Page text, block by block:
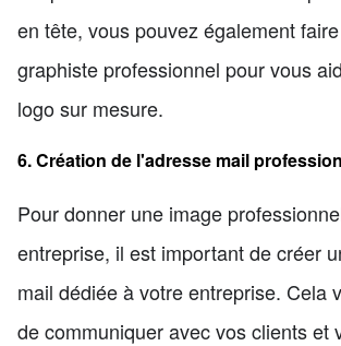
en tête, vous pouvez également
graphiste professionnel pour vous
logo sur mesure.
6. Création de l'adresse mail
Pour donner une image
entreprise, il est important de créer
mail dédiée à votre entreprise. Cela
de communiquer avec vos clients et